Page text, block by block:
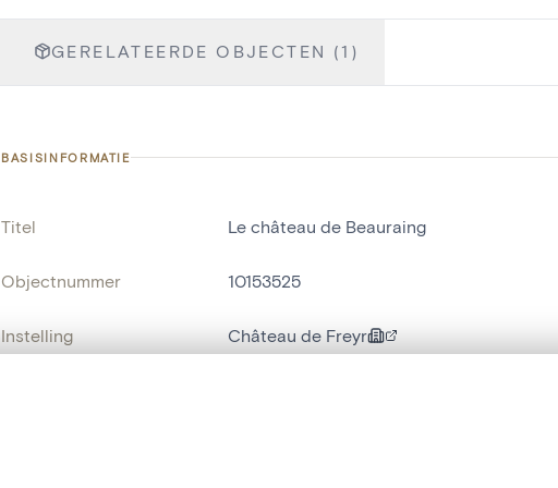
GERELATEERDE OBJECTEN (1)
BASISINFORMATIE
Titel Le château de Beauraing
Objectnummer 10153525
Instelling Château de Freyr